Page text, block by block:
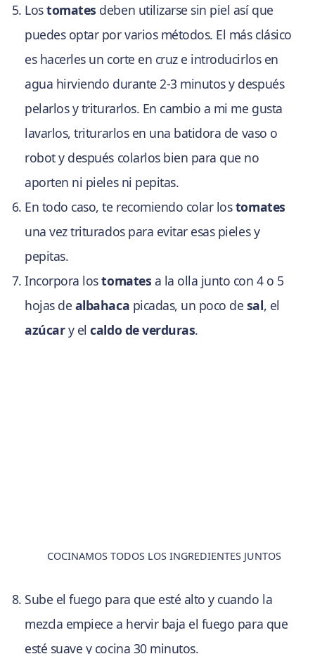
Lostomates deben utilizarse sin piel así que
puedes optar por varios métodos. El más clásico
es hacerles un corte en cruz e introducirlos en
agua hirviendo durante 2-3 minutos y después
pelarlos y triturarlos. En cambio a mi me gusta
lavarlos, triturarlos en una batidora de vaso o
robot y después colarlos bien para que no
aporten ni pieles ni pepitas.
En todo caso, te recomiendo colar lostomates
una vez triturados para evitar esas pieles y
pepitas.
Incorpora lostomates a la olla junto con 4 o 5
hojas de albahaca picadas, un poco de sal, el
azúcary elcaldo de verduras.
COCINAMOS TODOS LOS INGREDIENTES JUNTOS
Sube el fuego para que esté alto y cuando la
mezcla empiece a hervir baja el fuego para que
esté suave y cocina 30 minutos.